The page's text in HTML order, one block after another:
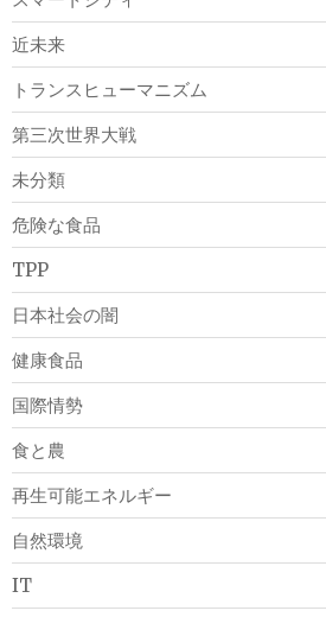
近未来
トランスヒューマニズム
第三次世界大戦
未分類
危険な食品
TPP
日本社会の闇
健康食品
国際情勢
食と農
再生可能エネルギー
自然環境
IT